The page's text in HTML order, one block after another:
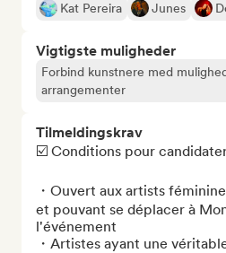
Kat Pereira Junes
Vigtigste muligheder
Forbind kunstnere med
arrangementer
Tilmeldingskrav
☑️ Conditions pour
・Ouvert aux artists
et pouvant se déplacer à
l'événement
・Artistes ayant une